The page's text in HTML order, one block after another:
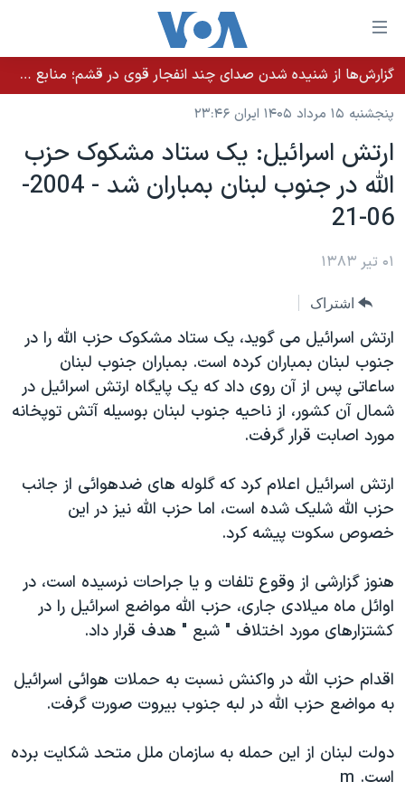
لینکهای
قابل
دسترسی
جهش
محتوای
اصلی
جهش
به
صفحه
جهش
به
جستجو
خانه
نسخه سبک وب‌سایت
موضوع ها
ایران
آمریکا
جهان
ویژه برنامه‌ها
ویدیوها
فرهنگ و زندگی
اقتصادی
علم و فناوری
گالری عکس
آرشیو پخش زنده
برنامه های تلویزیونی
جدول برنامه ها
صفحه‌های ویژه
۲۵۰سالگی آمریکا
بایگانی برنامه‌های تلویزیونی
مستندها
حمله جمهوری اسلامی به اسرائیل
رمز مهسا
اعتراضات زن، زندگی، آزادی
مجموعه مستندهای دادخواهی
دادگاه حمید نوری
چهل سال گروگان‌گیری
قانون شفافیت دارائی کادر رهبری ایران
اعتراضات مردمی آبان ۹۸
فرکانس‌های صدای آمریکا
یادگیری زبان انگلیسی
دنبال کنید
زبانهای مختلف
گزارش‌ها از شنیده شدن صدای چند انفجار قوی در قشم؛ منابع حکومتی می‌گویند درگیری در تنگه هرمز بود
پنجشنبه ۱۵ مرداد ۱۴۰۵ ایران ۲۳:۴۶
ارتش اسرائيل: يک ستاد مشکوک حزب
الله در جنوب لبنان بمباران شد - 2004-
06-21
۰۱ تیر ۱۳۸۳
اشتراک
ارتش اسرائيل می گويد، يک ستاد مشکوک حزب الله را در
جنوب لبنان بمباران کرده است. بمباران جنوب لبنان
ساعاتی پس از آن روی داد که يک پايگاه ارتش اسرائيل در
شمال آن کشور، از ناحيه جنوب لبنان بوسيله آتش توپخانه
مورد اصابت قرار گرفت.
ارتش اسرائيل اعلام کرد که گلوله های ضدهوائی از جانب
حزب الله شليک شده است، اما حزب الله نيز در اين
خصوص سکوت پيشه کرد.
هنوز گزارشی از وقوع تلفات و يا جراحات نرسيده است، در
اوائل ماه ميلادی جاری، حزب الله مواضع اسرائيل را در
کشتزارهای مورد اختلاف " شبع " هدف قرار داد.
اقدام حزب الله در واکنش نسبت به حملات هوائی اسرائيل
به مواضع حزب الله در لبه جنوب بيروت صورت گرفت.
دولت لبنان از اين حمله به سازمان ملل متحد شکايت برده
است. m